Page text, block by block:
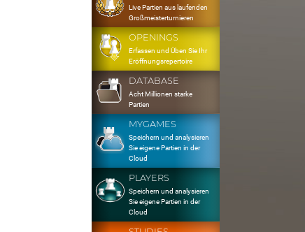
Live Partien aus laufenden
Großmeisterturnieren
OPENINGS
Erfassen und Üben Sie Ihr
Eröffnungsrepertoire
DATABASE
Acht Millionen starke
Partien
MYGAMES
Speichern und analysieren
Sie eigene Partien in der
Cloud
PLAYERS
Speichern und analysieren
Sie eigene Partien in der
Cloud